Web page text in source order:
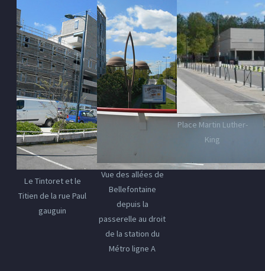
Le Tintoret et le
Titien de la rue Paul
gauguin
Vue des allées de
Bellefontaine
depuis la
passerelle au droit
de la station du
Métro ligne A
Place Martin Luther-
King